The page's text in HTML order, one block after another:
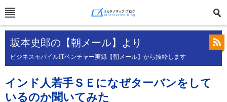
坂本史郎の【朝メール】より
ビジネスモバイルITベンチャー実録【朝メール】から抜粋します
インド人若手ＳＥになぜターバンをして
いるのか聞いてみた